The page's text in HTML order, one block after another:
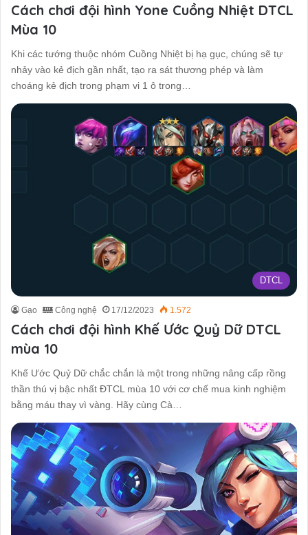
Cách chơi đội hình Yone Cuồng Nhiệt DTCL
Mùa 10
Khi các tướng thuộc nhóm Cuồng Nhiệt bị hạ gục, chúng sẽ tự
nhảy vào kẻ địch gần nhất, tạo ra sát thương phép và làm
choáng kẻ địch trong phạm vi 1 ô trong…
DTCL
Gạo Công nghệ 17/12/2023 1.572
Cách chơi đội hình Khế Ước Quỷ Dữ DTCL
mùa 10
Khế Ước Quỷ Dữ chắc chắn là một trong những nâng cấp rồng
thần thú vị bậc nhất ĐTCL mùa 10 với cơ chế mua kinh nghiệm
bằng máu thay vì vàng. Hãy cùng Cà…